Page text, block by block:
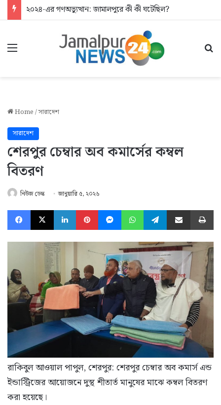
২০২৪-এর গণঅভ্যুত্থান: জামালপুরে কী কী ঘটেছিল?
Menu
Home/সারাদেশ
সারাদেশ
শেরপুর চেম্বার অব কমার্সের কম্বল
বিতরণ
নিউজ ডেস্ক জানুয়ারি ৫, ২০২৬
Facebook
X LinkedInPinterestMessengerWhatsAppTelegramShare via Email
রাকিবুল আওয়াল পাপুল, শেরপুর: শেরপুর চেম্বার অব কমার্স এন্ড
ইন্ডাস্ট্রিজের আয়োজনে দুস্থ শীতার্ত মানুষের মাঝে কম্বল বিতরণ
করা হয়েছে।